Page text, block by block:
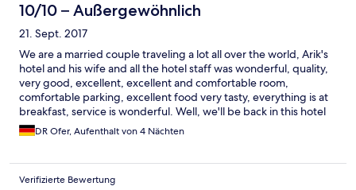
10/10 – Außergewöhnlich
21. Sept. 2017
We are a married couple traveling a lot all over the world, Arik's
hotel and his wife and all the hotel staff was wonderful, quality,
very good, excellent, excellent and comfortable room,
comfortable parking, excellent food very tasty, everything is at
breakfast, service is wonderful. Well, we'll be back in this hotel
again, thank you all, and Eric and his wife, thank you very much.
DR Ofer, Aufenthalt von 4 Nächten
Verifizierte Bewertung